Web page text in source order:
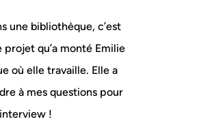
une bibliothèque, c’est
projet qu’a monté Emilie
où elle travaille. Elle a
à mes questions pour
!